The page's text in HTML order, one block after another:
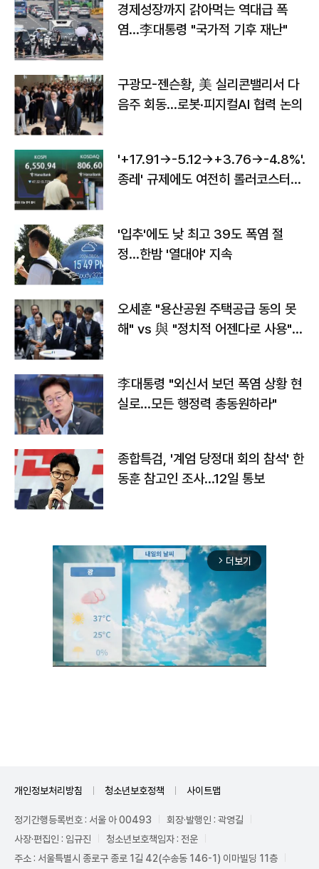
경제성장까지 갉아먹는 역대급 폭
염…李대통령 "국가적 기후 재난"
구광모-젠슨황, 美 실리콘밸리서 다
음주 회동…로봇·피지컬AI 협력 논의
'+17.91→-5.12→+3.76→-4.8%'…'
종레' 규제에도 여전히 롤러코스터
'입추'에도 낮 최고 39도 폭염 절
정…한밤 '열대야' 지속
오세훈 "용산공원 주택공급 동의 못
해" vs 與 "정치적 어젠다로 사용"
李대통령 "외신서 보던 폭염 상황 현
실로…모든 행정력 총동원하라"
종합특검, '계엄 당정대 회의 참석' 한
동훈 참고인 조사...12일 통보
arrow_forward_ios 더보기
개인정보처리방침 청소년보호정책 사이트맵
정기간행등록번호 : 서울 아 00493
회장·발행인 : 곽영길
사장·편집인 : 임규진
청소년보호책임자 : 전운
주소 : 서울특별시 종로구 종로 1길 42(수송동 146-1) 이마빌딩 11층